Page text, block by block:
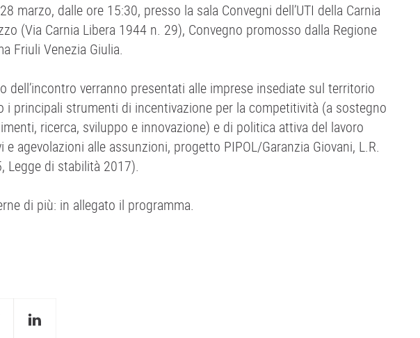
marzo, dalle ore 15:30, presso la sala Convegni dell’UTI della Carnia
(Via Carnia Libera 1944 n. 29), Convegno promosso dalla Regione
Friuli Venezia Giulia.
dell’incontro verranno presentati alle imprese insediate sul territorio
i principali strumenti di incentivazione per la competitività (a sostegno
ricerca, sviluppo e innovazione) e di politica attiva del lavoro
e agevolazioni alle assunzioni, progetto PIPOL/Garanzia Giovani, L.R.
Legge di stabilità 2017).
di più: in allegato il programma.